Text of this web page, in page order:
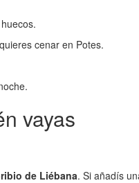
cenar en Potes.
vayas
de Liébana. Si añadís